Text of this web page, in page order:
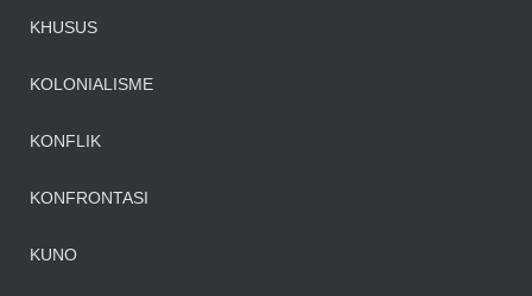
KHUSUS
KOLONIALISME
KONFLIK
KONFRONTASI
KUNO